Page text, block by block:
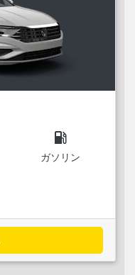
local_gas_station
ガソリン